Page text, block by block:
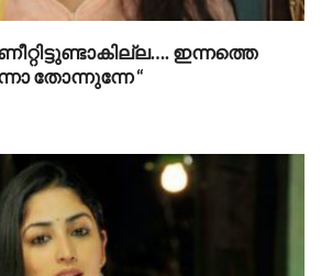
ഇന്നത്തെ
തോന്നുന്നേ “